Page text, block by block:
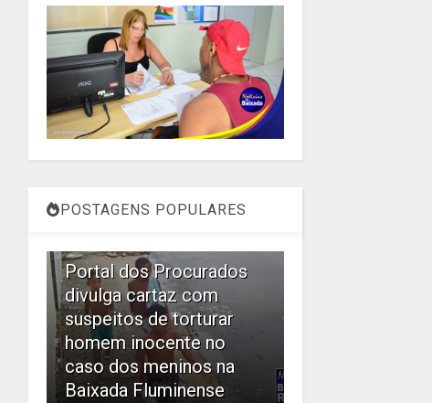
POSTAGENS POPULARES
Portal dos Procurados
divulga cartaz com
suspeitos de torturar
homem inocente no
caso dos meninos na
Baixada Fluminense